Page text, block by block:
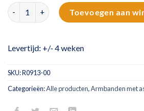
Edelstalen sleutelarmband met
Toevoegen aan
Levertijd: +/- 4 weken
SKU:R0913-00
Categorieën:Alle producten,Armbanden met